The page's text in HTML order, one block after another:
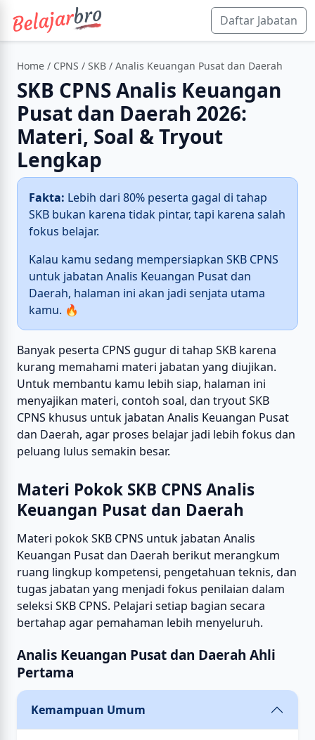
Daftar Jabatan
Home / CPNS / SKB / Analis Keuangan Pusat dan Daerah
SKB CPNS Analis Keuangan
Pusat dan Daerah 2026:
Materi, Soal & Tryout
Lengkap
Fakta: Lebih dari 80% peserta gagal di tahap
SKB bukan karena tidak pintar, tapi karena salah
fokus belajar.
Kalau kamu sedang mempersiapkan SKB CPNS
untuk jabatan Analis Keuangan Pusat dan
Daerah, halaman ini akan jadi senjata utama
kamu. 🔥
Banyak peserta CPNS gugur di tahap SKB karena
kurang memahami materi jabatan yang diujikan.
Untuk membantu kamu lebih siap, halaman ini
menyajikan materi, contoh soal, dan tryout SKB
CPNS khusus untuk jabatan Analis Keuangan Pusat
dan Daerah, agar proses belajar jadi lebih fokus dan
peluang lulus semakin besar.
Materi Pokok SKB CPNS Analis
Keuangan Pusat dan Daerah
Materi pokok SKB CPNS untuk jabatan Analis
Keuangan Pusat dan Daerah berikut merangkum
ruang lingkup kompetensi, pengetahuan teknis, dan
tugas jabatan yang menjadi fokus penilaian dalam
seleksi SKB CPNS. Pelajari setiap bagian secara
bertahap agar pemahaman lebih menyeluruh.
Analis Keuangan Pusat dan Daerah Ahli
Pertama
Kemampuan Umum